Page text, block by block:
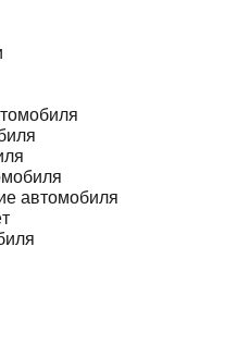
автомобиля